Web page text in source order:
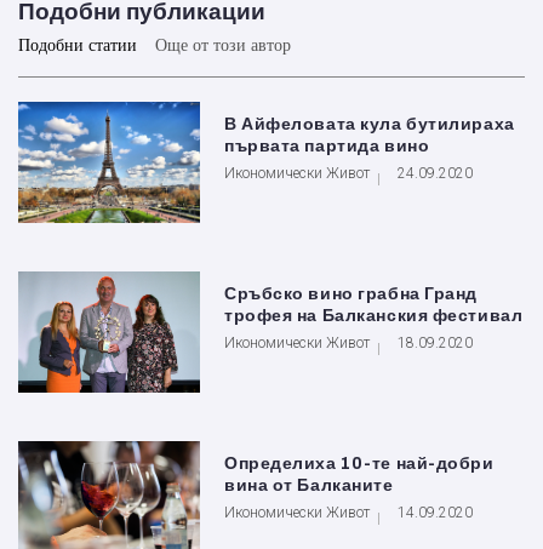
Подобни публикации
Подобни статии Още от този автор
В Айфеловата кула бутилираха
първата партида вино
Икономически Живот 24.09.2020
Сръбско вино грабна Гранд
трофея на Балканския фестивал
Икономически Живот 18.09.2020
Определиха 10-те най-добри
вина от Балканите
Икономически Живот 14.09.2020